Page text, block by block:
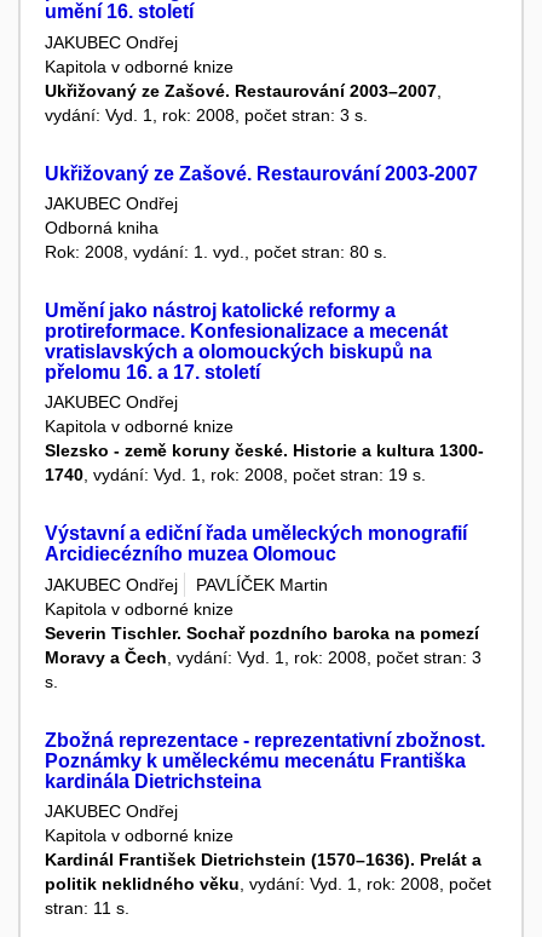
umění 16. století
JAKUBEC Ondřej
Kapitola v odborné knize
Ukřižovaný ze Zašové. Restaurování 2003–2007
vydání: Vyd. 1, rok: 2008, počet stran: 3 s.
Ukřižovaný ze Zašové. Restaurování 2003-2007
JAKUBEC Ondřej
Odborná kniha
Rok: 2008, vydání: 1. vyd., počet stran: 80 s.
Umění jako nástroj katolické reformy a
protireformace. Konfesionalizace a mecenát
vratislavských a olomouckých biskupů na
přelomu 16. a 17. století
JAKUBEC Ondřej
Kapitola v odborné knize
Slezsko - země koruny české. Historie a kultura 1300-
1740, vydání: Vyd. 1, rok: 2008, počet stran: 19 s.
Výstavní a ediční řada uměleckých monografií
Arcidiecézního muzea Olomouc
JAKUBEC Ondřej
PAVLÍČEK Martin
Kapitola v odborné knize
Severin Tischler. Sochař pozdního baroka na pomezí
Moravy a Čech , vydání: Vyd. 1, rok: 2008, počet stran: 3
s.
Zbožná reprezentace - reprezentativní zbožnost.
Poznámky k uměleckému mecenátu Františka
kardinála Dietrichsteina
JAKUBEC Ondřej
Kapitola v odborné knize
Kardinál František Dietrichstein (1570–1636). Prelát a
politik neklidného věku , vydání: Vyd. 1, rok: 2008, počet
stran: 11 s.